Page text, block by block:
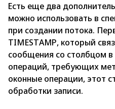
Есть еще два
можно использовать в
при создании потока.
TIMESTАMР, который
сообщения со столбцом в
операций, требующих
оконные операции, этот
обработки записи.